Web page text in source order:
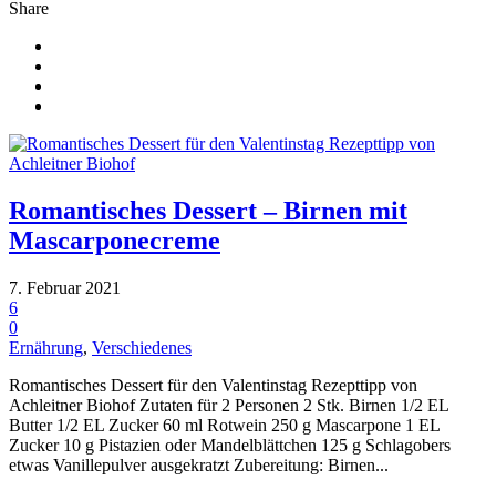
Share
Romantisches Dessert – Birnen mit
Mascarponecreme
7. Februar 2021
6
0
Ernährung, Verschiedenes
Romantisches Dessert für den Valentinstag Rezepttipp von
Achleitner Biohof Zutaten für 2 Personen 2 Stk. Birnen 1/2 EL
Butter 1/2 EL Zucker 60 ml Rotwein 250 g Mascarpone 1 EL
Zucker 10 g Pistazien oder Mandelblättchen 125 g Schlagobers
etwas Vanillepulver ausgekratzt Zubereitung: Birnen...